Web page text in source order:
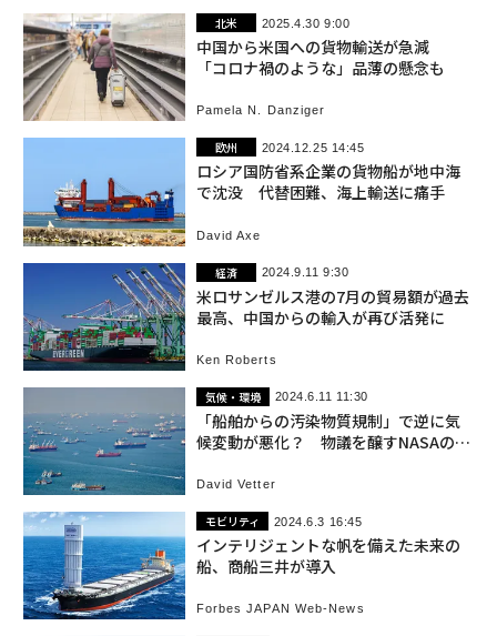
北米 2025.4.30 9:00
中国から米国への貨物輸送が急減
「コロナ禍のような」品薄の懸念も
Pamela N. Danziger
欧州 2024.12.25 14:45
ロシア国防省系企業の貨物船が地中海
で沈没 代替困難、海上輸送に痛手
David Axe
経済 2024.9.11 9:30
米ロサンゼルス港の7月の貿易額が過去
最高、中国からの輸入が再び活発に
Ken Roberts
気候・環境 2024.6.11 11:30
「船舶からの汚染物質規制」で逆に気
候変動が悪化？ 物議を醸すNASAの研
David Vetter
モビリティ 2024.6.3 16:45
インテリジェントな帆を備えた未来の
船、商船三井が導入
Forbes JAPAN Web-News